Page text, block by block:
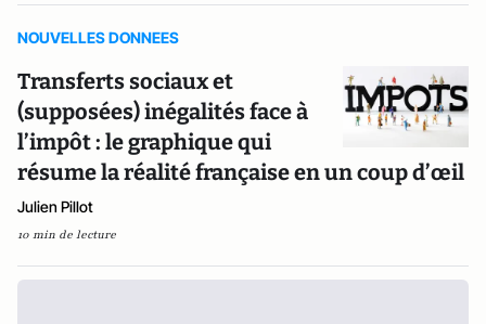
NOUVELLES DONNEES
Transferts sociaux et
(supposées) inégalités face à
l’impôt : le graphique qui
résume la réalité française en un coup d’œil
Julien Pillot
10 min de lecture